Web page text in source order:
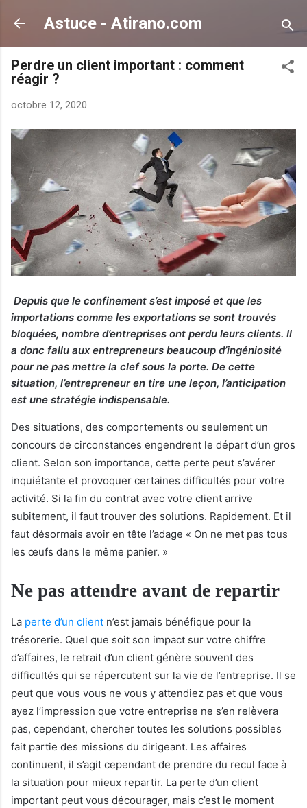
Accéder au contenu principal
Astuce - Atirano.com
Perdre un client important : comment
réagir ?
octobre 12, 2020
Depuis que le confinement s’est imposé et que les
importations comme les exportations se sont trouvés
bloquées, nombre d’entreprises ont perdu leurs clients. Il
a donc fallu aux entrepreneurs beaucoup d’ingéniosité
pour ne pas mettre la clef sous la porte. De cette
situation, l’entrepreneur en tire une leçon, l’anticipation
est une stratégie indispensable.
Des situations, des comportements ou seulement un
concours de circonstances engendrent le départ d’un gros
client. Selon son importance, cette perte peut s’avérer
inquiétante et provoquer certaines difficultés pour votre
activité. Si la fin du contrat avec votre client arrive
subitement, il faut trouver des solutions. Rapidement. Et il
faut désormais avoir en tête l’adage « On ne met pas tous
les œufs dans le même panier. »
Ne pas attendre avant de repartir
La perte d’un client n’est jamais bénéfique pour la
trésorerie. Quel que soit son impact sur votre chiffre
d’affaires, le retrait d’un client génère souvent des
difficultés qui se répercutent sur la vie de l’entreprise. Il se
peut que vous vous ne vous y attendiez pas et que vous
ayez l’impression que votre entreprise ne s’en relèvera
pas, cependant, chercher toutes les solutions possibles
fait partie des missions du dirigeant. Les affaires
continuent, il s’agit cependant de prendre du recul face à
la situation pour mieux repartir. La perte d’un client
important peut vous décourager, mais c’est le moment